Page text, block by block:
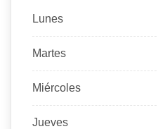
Lunes
Martes
Miércoles
Jueves